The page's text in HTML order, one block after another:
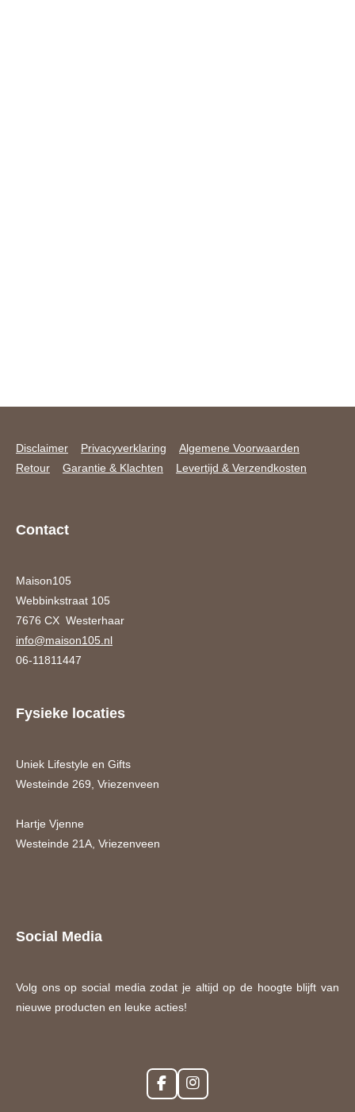
Disclaimer Privacyverklaring
Algemene Voorwaarden
Retour
Garantie & Klachten Levertijd & Verzendkosten
Contact
Maison105
Webbinkstraat 105
7676 CX Westerhaar
info@maison105.nl
06-11811447
Fysieke locaties
Uniek Lifestyle en Gifts
Westeinde 269, Vriezenveen
Hartje Vjenne
Westeinde 21A, Vriezenveen
Social Media
Volg ons op social media zodat je altijd op de hoogte blijft van
nieuwe producten en leuke acties!
F
a
I
n